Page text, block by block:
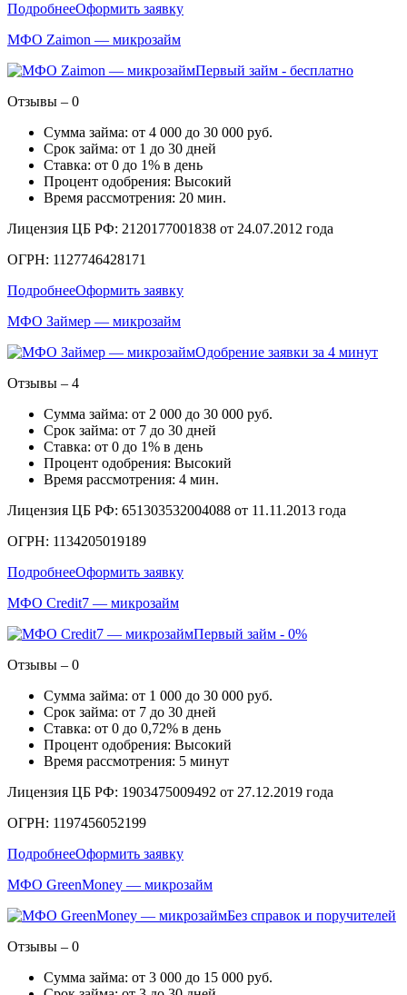
ПодробнееОформить заявку
МФО Zaimon — микрозайм
Первый займ - бесплатно
Отзывы – 0
Сумма займа: от 4 000 до 30 000 руб.
Срок займа: от 1 до 30 дней
Ставка: от 0 до 1% в день
Процент одобрения: Высокий
Время рассмотрения: 20 мин.
Лицензия ЦБ РФ: 2120177001838 от 24.07.2012 года
ОГРН: 1127746428171
ПодробнееОформить заявку
МФО Займер — микрозайм
Одобрение заявки за 4 минут
Отзывы – 4
Сумма займа: от 2 000 до 30 000 руб.
Срок займа: от 7 до 30 дней
Ставка: от 0 до 1% в день
Процент одобрения: Высокий
Время рассмотрения: 4 мин.
Лицензия ЦБ РФ: 651303532004088 от 11.11.2013 года
ОГРН: 1134205019189
ПодробнееОформить заявку
МФО Credit7 — микрозайм
Первый займ - 0%
Отзывы – 0
Сумма займа: от 1 000 до 30 000 руб.
Срок займа: от 7 до 30 дней
Ставка: от 0 до 0,72% в день
Процент одобрения: Высокий
Время рассмотрения: 5 минут
Лицензия ЦБ РФ: 1903475009492 от 27.12.2019 года
ОГРН: 1197456052199
ПодробнееОформить заявку
МФО GreenMoney — микрозайм
Без справок и поручителей
Отзывы – 0
Сумма займа: от 3 000 до 15 000 руб.